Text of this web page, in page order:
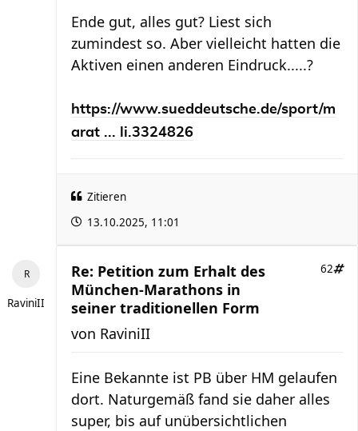
Ende gut, alles gut? Liest sich
zumindest so. Aber vielleicht hatten die
Aktiven einen anderen Eindruck.....?
https://www.sueddeutsche.de/sport/m
arat ... li.3324826
Zitieren
13.10.2025, 11:01
RaviniII
Re: Petition zum Erhalt des
München-Marathons in
seiner traditionellen Form
62
von RaviniII
Eine Bekannte ist PB über HM gelaufen
dort. Naturgemäß fand sie daher alles
super, bis auf unübersichtlichen